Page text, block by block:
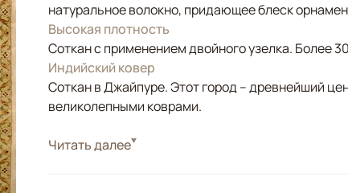
натуральное волокно, придающее блеск
Высокая плотность
Соткан с применением двойного узелка. Более
Индийский ковер
Соткан в Джайпуре. Этот город – древнейший
великолепными коврами.
СтильКлассические
Читать далее